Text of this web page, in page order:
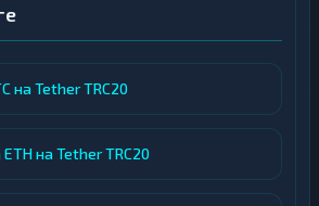
на Tether TRC20
на Tether TRC20